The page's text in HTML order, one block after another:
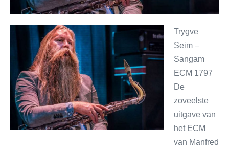
Trygve
Seim –
Sangam
ECM 1797
De
zoveelste
uitgave van
het ECM
van Manfred